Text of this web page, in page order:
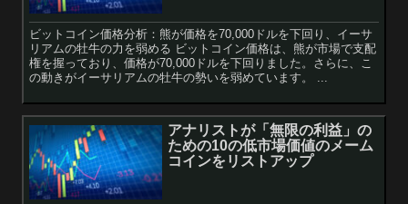
ビットコイン価格分析：熊が価格を70,000ドルを下回り、イーサ
リアムの牡牛の力を弱める ビットコイン価格は、熊が市場で支配
権を握っており、価格が70,000ドルを下回りました。さらに、こ
の動きがイーサリアムの牡牛の勢いを弱めています。 ...
アナリストが「無限の利益」の
ための10の低市場価値のメーム
コインをリストアップ